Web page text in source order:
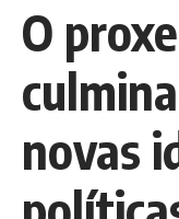
O
novas